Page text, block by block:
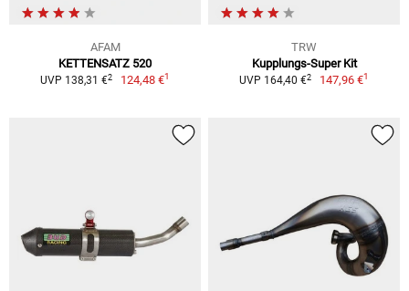
AFAM
KETTENSATZ 520
UVP 138,31 €2 124,48 €1
TRW
Kupplungs-Super Kit
UVP 164,40 €2 147,96 €1